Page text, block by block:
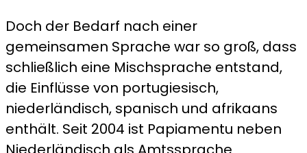
Doch der Bedarf nach einer
gemeinsamen Sprache war so groß, dass
schließlich eine Mischsprache entstand,
die Einflüsse von portugiesisch,
niederländisch, spanisch und afrikaans
enthält. Seit 2004 ist Papiamentu neben